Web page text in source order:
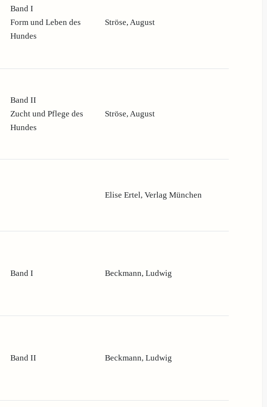
Band I
Form und Leben des
Hundes
Ströse, August
Band II
Zucht und Pflege des
Hundes
Ströse, August
Elise Ertel, Verlag München
Band I Beckmann, Ludwig
Band II Beckmann, Ludwig